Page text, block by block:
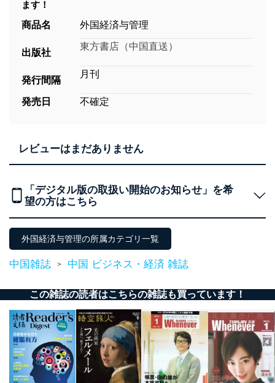
ます！
商品名
外国経済与管理
出版社
東方書店（中国直送）
発行間隔
月刊
発売日 不確定
レビューはまだありません
「デジタル版の取扱い開始のお知らせ」を希
望の方はこちら
外国経済与管理の所属カテゴリ一覧
中国雑誌 > 中国 ビジネス・経済 雑誌
この雑誌の読者はこちらの雑誌も買っています！